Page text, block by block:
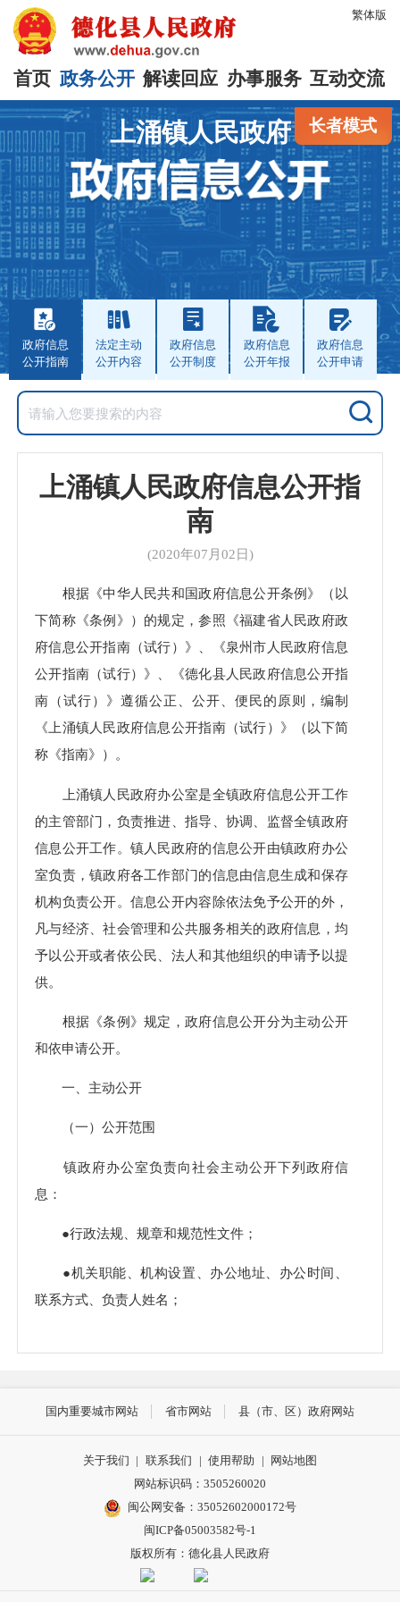
繁体版
首页 政务公开 解读回应 办事服务 互动交流
长者模式
上涌镇人民政府
政府信息
公开指南
法定主动
公开内容
政府信息
公开制度
政府信息
公开年报
政府信息
公开申请
上涌镇人民政府信息公开指
南
(2020年07月02日)
根据《中华人民共和国政府信息公开条例》（以
下简称《条例》）的规定，参照《福建省人民政府政
府信息公开指南（试行）》、《泉州市人民政府信息
公开指南（试行）》、《德化县人民政府信息公开指
南（试行）》遵循公正、公开、便民的原则，编制
《上涌镇人民政府信息公开指南（试行）》（以下简
称《指南》）。
上涌镇人民政府办公室是全镇政府信息公开工作
的主管部门，负责推进、指导、协调、监督全镇政府
信息公开工作。镇人民政府的信息公开由镇政府办公
室负责，镇政府各工作部门的信息由信息生成和保存
机构负责公开。信息公开内容除依法免予公开的外，
凡与经济、社会管理和公共服务相关的政府信息，均
予以公开或者依公民、法人和其他组织的申请予以提
供。
根据《条例》规定，政府信息公开分为主动公开
和依申请公开。
一、主动公开
（一）公开范围
镇政府办公室负责向社会主动公开下列政府信
息：
●行政法规、规章和规范性文件；
●机关职能、机构设置、办公地址、办公时间、
联系方式、负责人姓名；
●突发公共事件的应急预案、预警信息及应对情
●环境保护、公共卫生、安全生产、食品药品、
产品质量的监督检查情况；
●贯彻落实农业农村政策、农田水利工程建设运
营、农村土地承包经营权流转、宅基地使用情况审
国内重要城市网站 省市网站 县（市、区）政府网站
关于我们 | 联系我们 | 使用帮助 |
网站地图
网站标识码：3505260020
闽公网安备：35052602000172号
闽ICP备05003582号-1
版权所有：德化县人民政府